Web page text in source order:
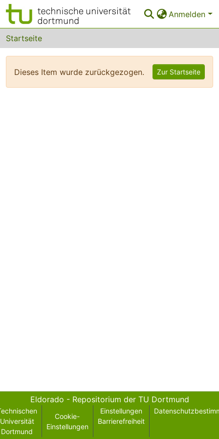
Anmelden
Bereiche & Sammlungen
Das gesamte Repositorium
FAQ
Startseite
Dieses Item wurde zurückgezogen. Zur Startseite
Eldorado - Repositorium der TU Dortmund
Universität
Dortmund
Cookie-
Einstellungen
Einstellungen
Barrierefreiheit